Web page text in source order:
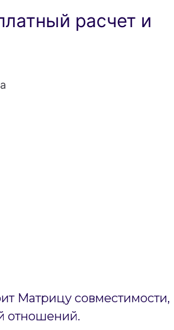
расчет и
Матрицу совместимости,
отношений.